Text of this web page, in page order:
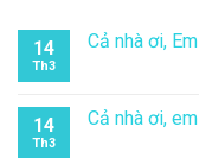
14
Th3
Cả nhà ơi,
14
Th3
Cả nhà ơi,